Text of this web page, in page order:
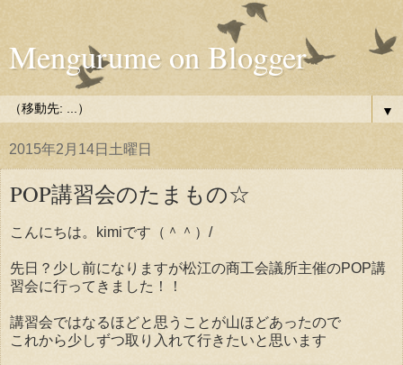
Mengurume on Blogger
▼
2015年2月14日土曜日
POP講習会のたまもの☆
こんにちは。kimiです（＾＾）/
先日？少し前になりますが松江の商工会議所主催のPOP講
習会に行ってきました！！
講習会ではなるほどと思うことが山ほどあったので
これから少しずつ取り入れて行きたいと思います